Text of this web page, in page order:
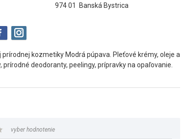
974 01
Banská Bystrica
kozmetiky Modrá púpava. Pleťové krémy, oleje a
deodoranty, peelingy, prípravky na opaľovanie.
vyber hodnotenie